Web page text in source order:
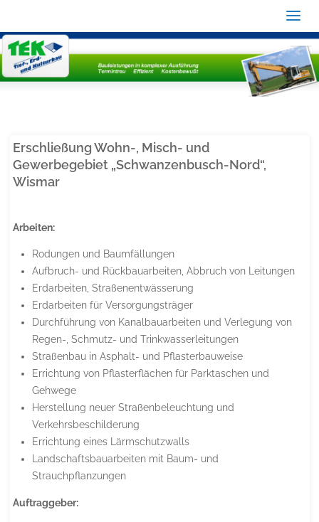
Erschließung Wohn-, Misch- und
Gewerbegebiet „Schwanzenbusch-Nord“,
Wismar
Arbeiten:
Rodungen und Baumfällungen
Aufbruch- und Rückbauarbeiten, Abbruch von Leitungen
Erdarbeiten, Straßenentwässerung
Erdarbeiten für Versorgungsträger
Durchführung von Kanalbauarbeiten und Verlegung von
Regen-, Schmutz- und Trinkwasserleitungen
Straßenbau in Asphalt- und Pflasterbauweise
Errichtung von Pflasterflächen für Parktaschen und
Gehwege
Herstellung neuer Straßenbeleuchtung und
Verkehrsbeschilderung
Errichtung eines Lärmschutzwalls
Landschaftsbauarbeiten mit Baum- und
Strauchpflanzungen
Auftraggeber: